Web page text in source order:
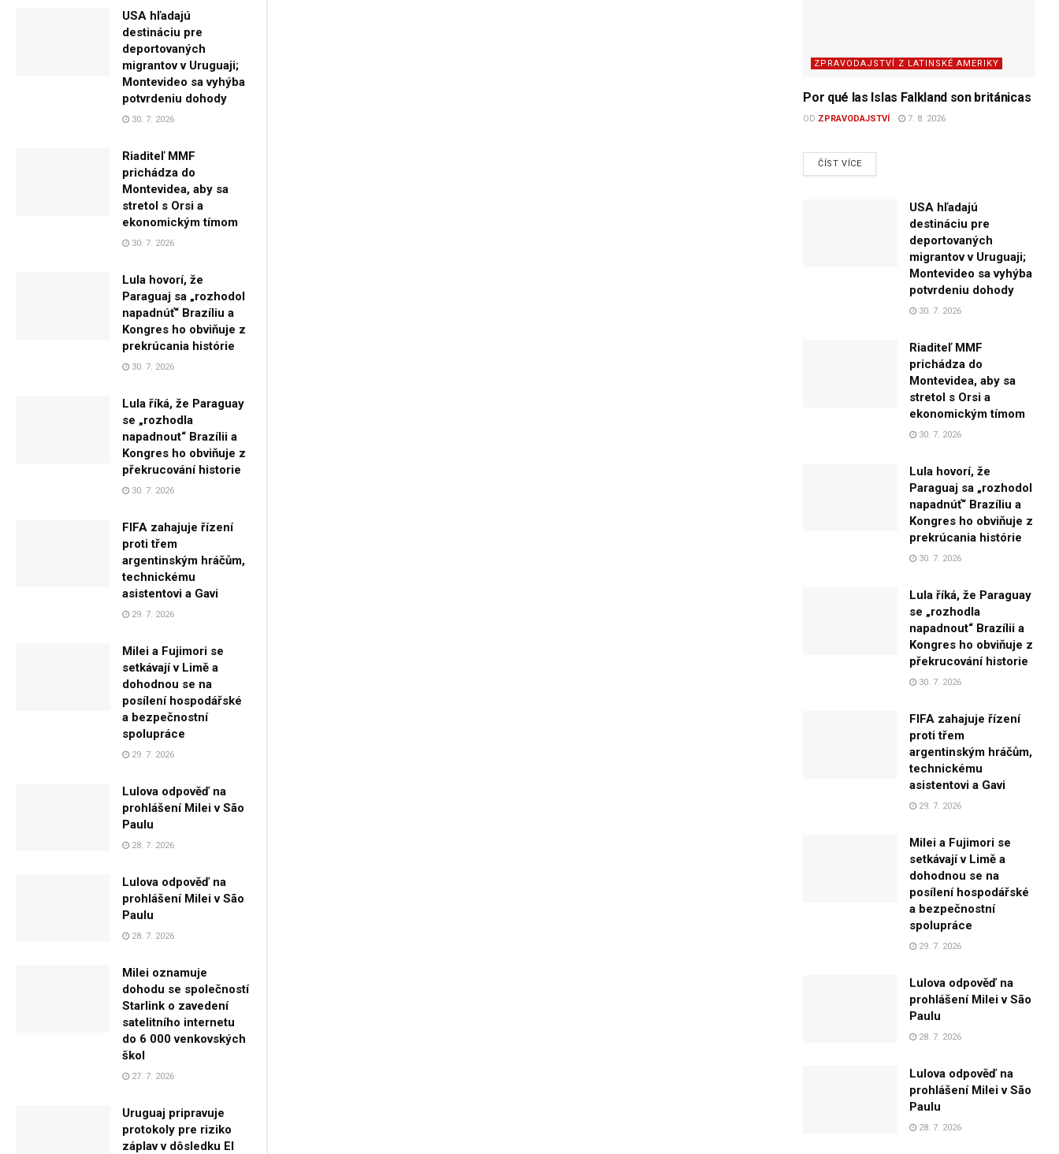
USA hľadajú
destináciu pre
deportovaných
migrantov v Uruguaji;
Montevideo sa vyhýba
potvrdeniu dohody
30. 7. 2026
Riaditeľ MMF
prichádza do
Montevidea, aby sa
stretol s Orsi a
ekonomickým tímom
30. 7. 2026
Lula hovorí, že
Paraguaj sa „rozhodol
napadnúť“ Brazíliu a
Kongres ho obviňuje z
prekrúcania histórie
30. 7. 2026
Lula říká, že Paraguay
se „rozhodla
napadnout“ Brazílii a
Kongres ho obviňuje z
překrucování historie
30. 7. 2026
FIFA zahajuje řízení
proti třem
argentinským hráčům,
technickému
asistentovi a Gavi
29. 7. 2026
Milei a Fujimori se
setkávají v Limě a
dohodnou se na
posílení hospodářské
a bezpečnostní
spolupráce
29. 7. 2026
Lulova odpověď na
prohlášení Milei v São
Paulu
28. 7. 2026
Lulova odpověď na
prohlášení Milei v São
Paulu
28. 7. 2026
Milei oznamuje
dohodu se společností
Starlink o zavedení
satelitního internetu
do 6 000 venkovských
škol
27. 7. 2026
Uruguaj pripravuje
protokoly pre riziko
záplav v dôsledku El
ZPRAVODAJSTVÍ Z LATINSKÉ AMERIKY
Por qué las Islas Falkland son británicas
OD ZPRAVODAJSTVÍ 7. 8. 2026
ČÍST VÍCEDETAILS
USA hľadajú
destináciu pre
deportovaných
migrantov v Uruguaji;
Montevideo sa vyhýba
potvrdeniu dohody
30. 7. 2026
Riaditeľ MMF
prichádza do
Montevidea, aby sa
stretol s Orsi a
ekonomickým tímom
30. 7. 2026
Lula hovorí, že
Paraguaj sa „rozhodol
napadnúť“ Brazíliu a
Kongres ho obviňuje z
prekrúcania histórie
30. 7. 2026
Lula říká, že Paraguay
se „rozhodla
napadnout“ Brazílii a
Kongres ho obviňuje z
překrucování historie
30. 7. 2026
FIFA zahajuje řízení
proti třem
argentinským hráčům,
technickému
asistentovi a Gavi
29. 7. 2026
Milei a Fujimori se
setkávají v Limě a
dohodnou se na
posílení hospodářské
a bezpečnostní
spolupráce
29. 7. 2026
Lulova odpověď na
prohlášení Milei v São
Paulu
28. 7. 2026
Lulova odpověď na
prohlášení Milei v São
Paulu
28. 7. 2026